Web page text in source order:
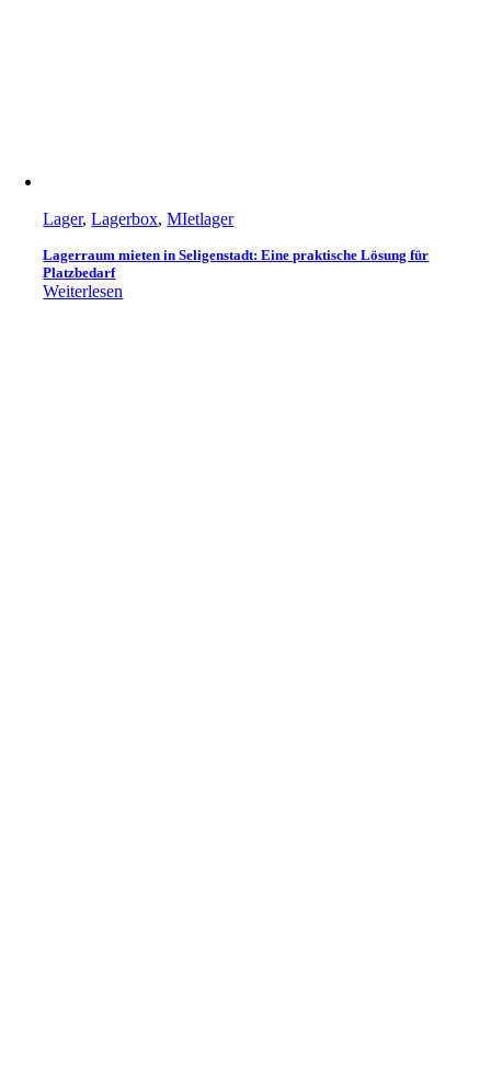
Lager,Lagerbox,MIetlager
Lagerraum mieten in Seligenstadt: Eine praktische Lösung für
Platzbedarf
Weiterlesen